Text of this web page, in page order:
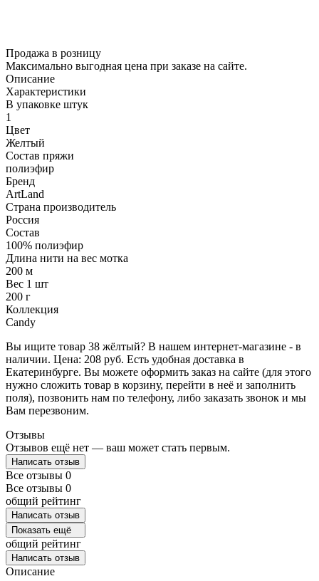
Продажа в розницу
Максимально выгодная цена при заказе на сайте.
Описание
Характеристики
В упаковке штук
1
Цвет
Желтый
Состав пряжи
полиэфир
Бренд
ArtLand
Страна производитель
Россия
Состав
100% полиэфир
Длина нити на вес мотка
200 м
Вес 1 шт
200 г
Коллекция
Candy
Вы ищите товар 38 жёлтый? В нашем интернет-магазине - в
наличии. Цена: 208 руб. Есть удобная доставка в
Екатеринбурге. Вы можете оформить заказ на сайте (для этого
нужно сложить товар в корзину, перейти в неё и заполнить
поля), позвонить нам по телефону, либо заказать звонок и мы
Вам перезвоним.
Отзывы
Отзывов ещё нет — ваш может стать первым.
Написать отзыв
Все отзывы 0
Все отзывы 0
общий рейтинг
Написать отзыв
Показать ещё
общий рейтинг
Написать отзыв
Описание